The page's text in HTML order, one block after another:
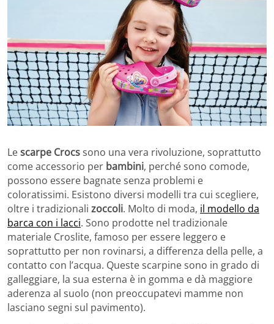
Lescarpe Crocssono una vera rivoluzione, soprattutto
come accessorio per bambini, perché sono comode,
possono essere bagnate senza problemi e
coloratissimi. Esistono diversi modelli tra cui scegliere,
oltre i tradizionali zoccoli. Molto di moda, il modello da
barca con i lacci. Sono prodotte nel tradizionale
materiale Croslite, famoso per essere leggero e
soprattutto per non rovinarsi, a differenza della pelle, a
contatto con l’acqua. Queste scarpine sono in grado di
galleggiare, la sua esterna è in gomma e dà maggiore
aderenza al suolo (non preoccupatevi mamme non
lasciano segni sul pavimento).